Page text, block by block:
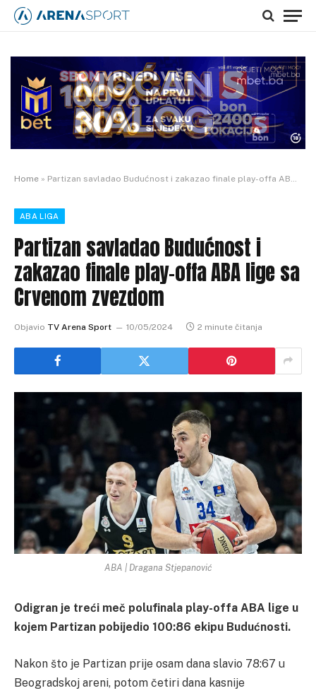
Home » Partizan savladao Budućnost i zakazao finale play-offa ABA lige sa Crvenom zvezdom
ABA LIGA
Partizan savladao Budućnost i
zakazao finale play-offa ABA lige sa
Crvenom zvezdom
Objavio TV Arena Sport 10/05/2024 2 minute čitanja
ABA | Dragana Stjepanović
Odigran je treći meč polufinala play-offa ABA lige u
kojem Partizan pobijedio 100:86 ekipu Budućnosti.
Nakon što je Partizan prije osam dana slavio 78:67 u
Beogradskoj areni, potom četiri dana kasnije